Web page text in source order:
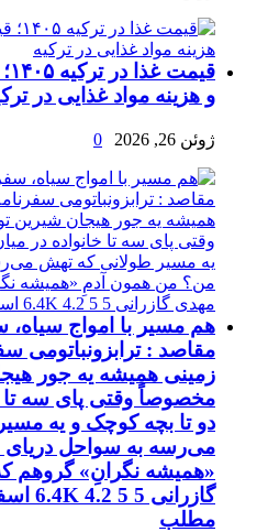
و هزینه مواد غذایی در
ژوئن 26, 2026 0
هم مسیر با امواج سیاه،
زمینی همیشه یه جور
مخصوصاً وقتی پای سه تا
دو تا بچه کوچک و یه
می‌رسه به سواحل
مطلب